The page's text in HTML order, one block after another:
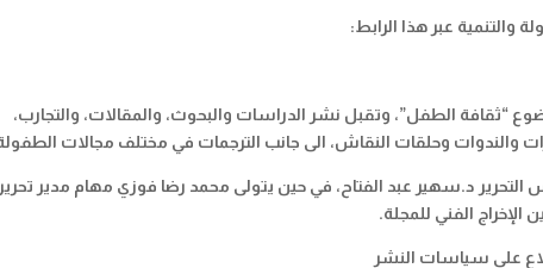
والتنمية عبر هذا الرابط:
القادم (45) ملفا حول موضوع “ثقافة الطفل”، وتقبل نشر الدراسات والبحوث، والمقالات، والتجارب،
والندوات وحلقات النقاش، الى جانب الترجمات في مختلف مجالات
التحرير د.سهير عبد الفتاح، في حين يتولى محمد رضا فوزي مهام مدير
الإخراج الفني للمجلة.
على سياسات النشر